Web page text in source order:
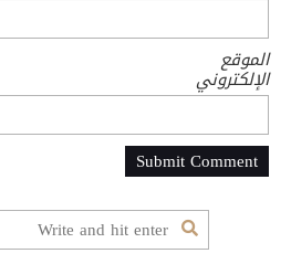
الموقع
الإلكتروني